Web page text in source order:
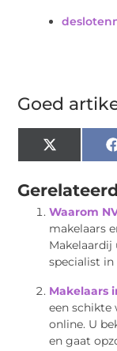
Goed
X
(Twitter)
Waarom
makelaars
Makelaardij
specialist in
Makelaars
een schikte
online. U
en gaat